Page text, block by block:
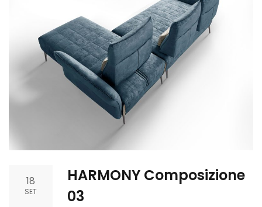
18
SET
HARMONY Composizione
03